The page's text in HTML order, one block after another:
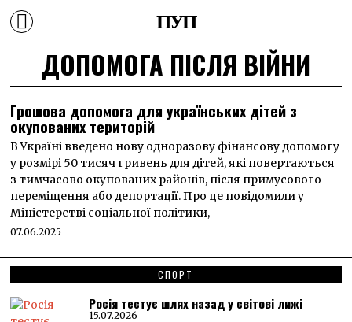
ПУП
ДОПОМОГА ПІСЛЯ ВІЙНИ
Грошова допомога для українських дітей з
окупованих територій
В Україні введено нову одноразову фінансову допомогу
у розмірі 50 тисяч гривень для дітей, які повертаються
з тимчасово окупованих районів, після примусового
переміщення або депортації. Про це повідомили у
Міністерстві соціальної політики,
07.06.2025
СПОРТ
Росія тестує шлях назад у світові лижі
15.07.2026